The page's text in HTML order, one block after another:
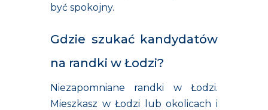
być spokojny.
Gdzie szukać kandydatów
na randki w Łodzi?
Niezapomniane randki w Łodzi.
Mieszkasz w Łodzi lub okolicach i